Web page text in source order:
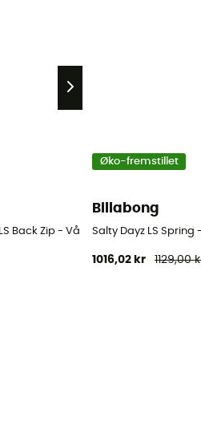
surf - Damer
Back Zip - Våddragter til surf -
Øko-fremstillet
Billabong
Salty Dayz LS
1016,02 kr 1129,00